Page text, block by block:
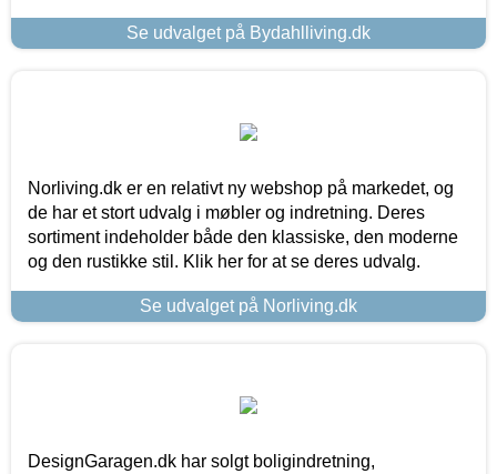
Se udvalget på Bydahlliving.dk
Norliving.dk er en relativt ny webshop på markedet, og
de har et stort udvalg i møbler og indretning. Deres
sortiment indeholder både den klassiske, den moderne
og den rustikke stil. Klik her for at se deres udvalg.
Se udvalget på Norliving.dk
DesignGaragen.dk har solgt boligindretning,